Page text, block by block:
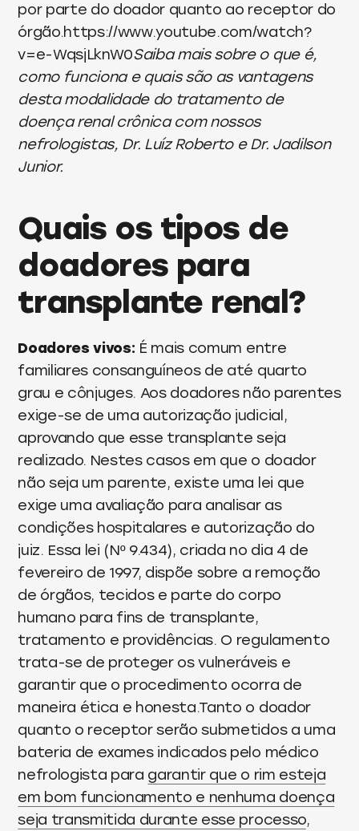
por parte do doador quanto ao receptor do
órgão.https://www.youtube.com/watch?
v=e-WqsjLknW0Saiba mais sobre o que é,
como funciona e quais são as vantagens
desta modalidade do tratamento de
doença renal crônica com nossos
nefrologistas, Dr. Luíz Roberto e Dr. Jadilson
Junior.
Quais os tipos de
doadores para
transplante renal?
Doadores vivos: É mais comum entre
familiares consanguíneos de até quarto
grau e cônjuges. Aos doadores não parentes
exige-se de uma autorização judicial,
aprovando que esse transplante seja
realizado. Nestes casos em que o doador
não seja um parente, existe uma lei que
exige uma avaliação para analisar as
condições hospitalares e autorização do
juiz. Essa lei (Nº 9.434), criada no dia 4 de
fevereiro de 1997, dispõe sobre a remoção
de órgãos, tecidos e parte do corpo
humano para fins de transplante,
tratamento e providências. O regulamento
trata-se de proteger os vulneráveis e
garantir que o procedimento ocorra de
maneira ética e honesta.Tanto o doador
quanto o receptor serão submetidos a uma
bateria de exames indicados pelo médico
nefrologista para garantir que o rim esteja
em bom funcionamento e nenhuma doença
seja transmitida durante esse processo,